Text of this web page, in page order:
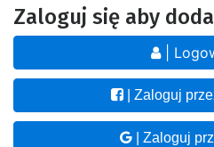
Zaloguj się aby
|
| Zaloguj
| Zaloguj